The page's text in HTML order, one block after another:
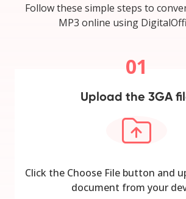
Follow these simple steps to
MP3 online using
01
Upload the 3GA
Click the Choose File button and
document from your